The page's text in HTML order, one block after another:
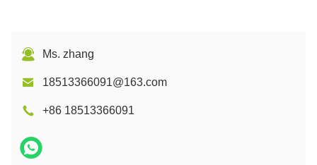
Ms. zhang
18513366091@163.com
+86 18513366091